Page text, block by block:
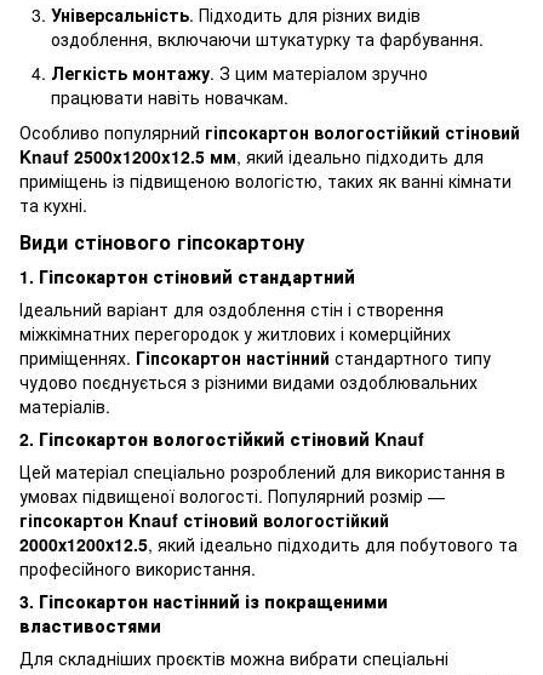
Універсальність. Підходить для різних видів
оздоблення, включаючи штукатурку та фарбування.
Легкість монтажу. З цим матеріалом зручно
працювати навіть новачкам.
Особливо популярний гіпсокартон вологостійкий стіновий
Knauf 2500x1200x12.5 мм, який ідеально підходить для
приміщень із підвищеною вологістю, таких як ванні кімнати
та кухні.
Види стінового гіпсокартону
1. Гіпсокартон стіновий стандартний
Ідеальний варіант для оздоблення стін і створення
міжкімнатних перегородок у житлових і комерційних
приміщеннях. Гіпсокартон настінний стандартного типу
чудово поєднується з різними видами оздоблювальних
матеріалів.
2. Гіпсокартон вологостійкий стіновий Knauf
Цей матеріал спеціально розроблений для використання в
умовах підвищеної вологості. Популярний розмір —
гіпсокартон Knauf стіновий вологостійкий
2000х1200х12.5, який ідеально підходить для побутового та
професійного використання.
3. Гіпсокартон настінний із покращеними
властивостями
Для складніших проєктів можна вибрати спеціальні